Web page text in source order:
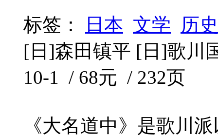
标签： 日本 文学
历史
[日]森田镇平 [日]歌川
10-1 / 68元 / 232页
《大名道中》是歌川